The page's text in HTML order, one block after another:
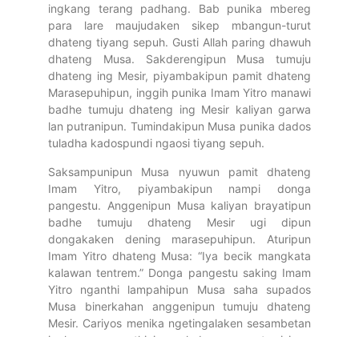
ingkang terang padhang. Bab punika mbereg
para lare maujudaken sikep mbangun-turut
dhateng tiyang sepuh. Gusti Allah paring dhawuh
dhateng Musa. Sakderengipun Musa tumuju
dhateng ing Mesir, piyambakipun pamit dhateng
Marasepuhipun, inggih punika Imam Yitro manawi
badhe tumuju dhateng ing Mesir kaliyan garwa
lan putranipun. Tumindakipun Musa punika dados
tuladha kadospundi ngaosi tiyang sepuh.
Saksampunipun Musa nyuwun pamit dhateng
Imam Yitro, piyambakipun nampi donga
pangestu. Anggenipun Musa kaliyan brayatipun
badhe tumuju dhateng Mesir ugi dipun
dongakaken dening marasepuhipun. Aturipun
Imam Yitro dhateng Musa: “Iya becik mangkata
kalawan tentrem.” Donga pangestu saking Imam
Yitro nganthi lampahipun Musa saha supados
Musa binerkahan anggenipun tumuju dhateng
Mesir. Cariyos menika ngetingalaken sesambetan